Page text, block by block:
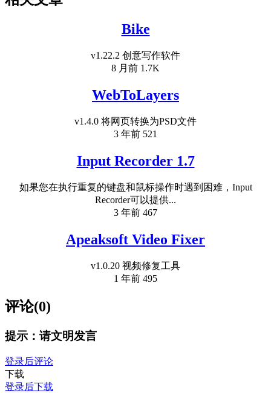
Bike
v1.22.2 创意写作软件
8 月前 1.7K
WebToLayers
v1.4.0 将网页转换为PSD文件
3 年前 521
Input Recorder 1.7
如果您在执行重复的键盘和鼠标操作时遇到困难，Input
Recorder可以提供...
3 年前 467
Apeaksoft Video Fixer
v1.0.20 视频修复工具
1 年前 495
评论(0)
提示：请文明发言
登录后评论
下载
登录后下载